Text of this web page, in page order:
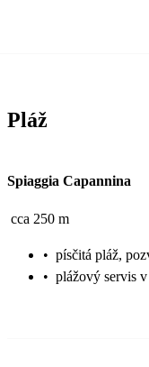
Pláž
Spiaggia Capannina
cca 250 m
• písčitá pláž,
• plážový servis